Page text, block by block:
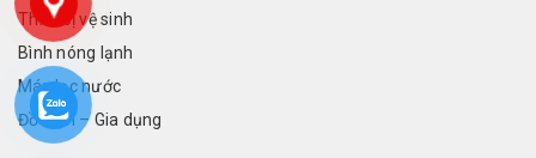
Thiết bị vệ sinh
Bình nóng lạnh
Máy lọc nước
Đồ điện – Gia dụng